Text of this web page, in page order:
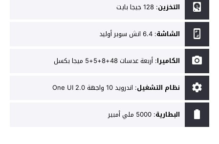
التخزين: 128 جيجا بايت
الشاشة: 6.4 انش سوبر أوليد
الكاميرا: أربعة عدسات 48+8+5+5 ميجا بكسل
نظام التشغيل: اندرويد 10 واجهة One UI 2.0
البطارية: 5000 ملي أمبير